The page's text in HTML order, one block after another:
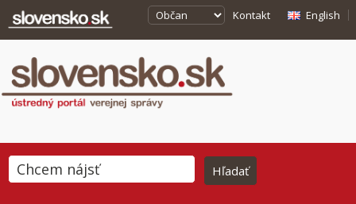
Kontakt English